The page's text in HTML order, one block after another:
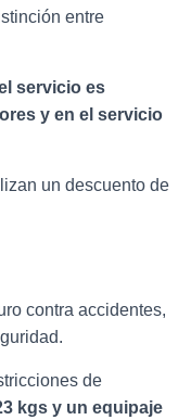
entre
servicio es
y en el servicio
un descuento de
contra accidentes,
de
kgs y un equipaje